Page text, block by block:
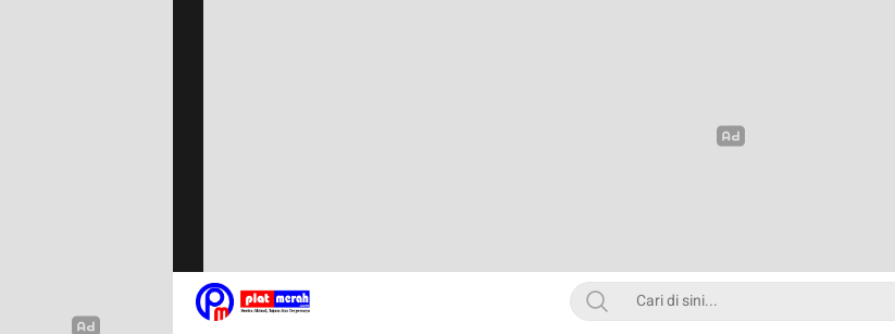
Plat Merah
Berita Terkini, Akurat, Terpercaya Dan Cepat